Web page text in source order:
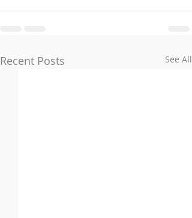
Recent Posts See All